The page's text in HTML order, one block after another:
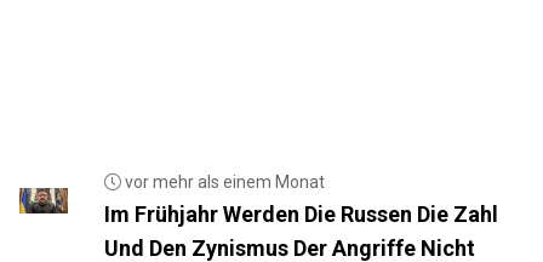
vor mehr als einem Monat
Im Frühjahr Werden Die Russen Die Zahl
Und Den Zynismus Der Angriffe Nicht